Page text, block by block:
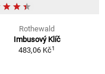
Rothewald
Imbusový Klíč
483,06 Kč1